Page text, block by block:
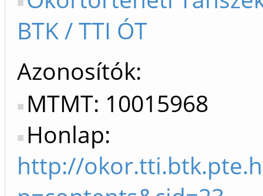
BTK / TTI ÓT
Azonosítók
MTMT: 10015968
Honlap:
http://